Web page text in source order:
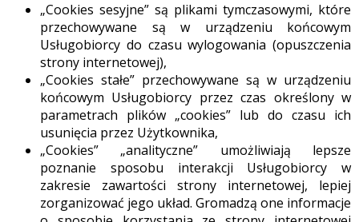
„Cookies sesyjne” są plikami tymczasowymi, które
przechowywane są w urządzeniu końcowym
Usługobiorcy do czasu wylogowania (opuszczenia
strony internetowej),
„Cookies stałe” przechowywane są w urządzeniu
końcowym Usługobiorcy przez czas określony w
parametrach plików „cookies” lub do czasu ich
usunięcia przez Użytkownika,
„Cookies” „analityczne” umożliwiają lepsze
poznanie sposobu interakcji Usługobiorcy w
zakresie zawartości strony internetowej, lepiej
zorganizować jego układ. Gromadzą one informacje